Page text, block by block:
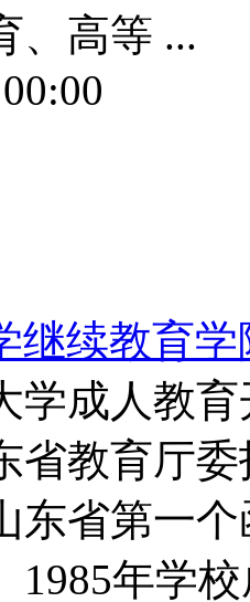
、高等 ...
继续教育学
学成人教
省教育厅
东省第一
1985年学